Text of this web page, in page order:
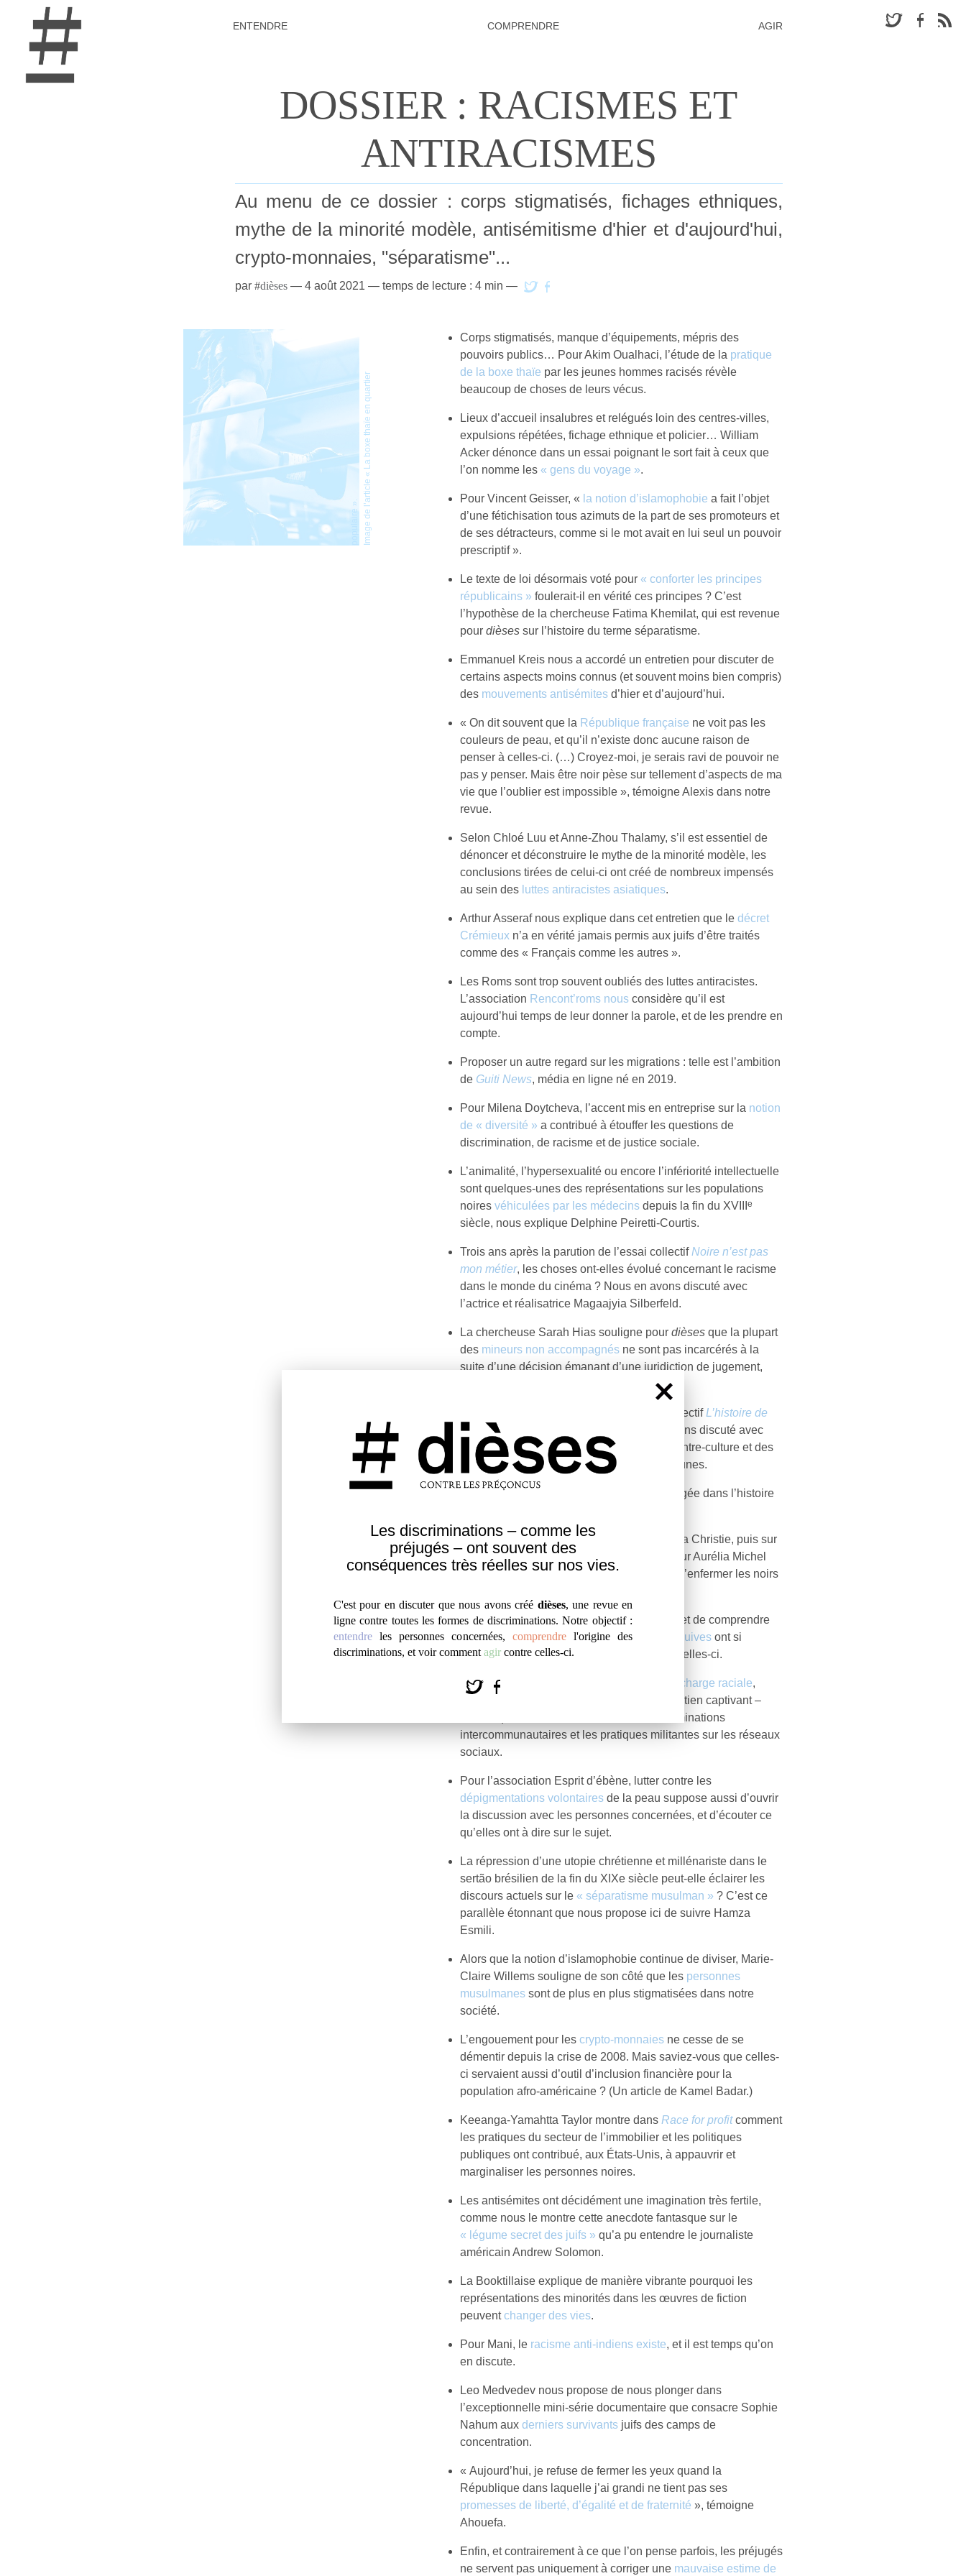
Les discriminations – comme les
préjugés – ont souvent des
conséquences très réelles sur nos vies.
C'est pour en discuter que nous avons créé dièses, une revue en
ligne contre toutes les formes de discriminations. Notre objectif :
entendre les personnes concernées, comprendrel'origine des
discriminations, et voir comment agir contre celles-ci.
ENTENDRE COMPRENDRE AGIR
DOSSIER : RACISMES ET
ANTIRACISMES
Au menu de ce dossier : corps stigmatisés, fichages ethniques,
mythe de la minorité modèle, antisémitisme d'hier et d'aujourd'hui,
crypto-monnaies, "séparatisme"...
par #dièses— 4 août 2021 — temps de lecture : 4 min —
I
m
a
g
e
d
e
l
’
ar
t
i
c
l
e
«
L
a
b
o
x
e
t
h
a
ï
e
e
n
q
u
a
r
t
i
e
r
p
o
p
u
l
a
i
r
e
»
.
Corps stigmatisés, manque d’équipements, mépris des
pouvoirs publics… Pour Akim Oualhaci, l’étude de la pratique
de la boxe thaïe par les jeunes hommes racisés révèle
beaucoup de choses de leurs vécus.
Lieux d’accueil insalubres et relégués loin des centres-villes,
expulsions répétées, fichage ethnique et policier… William
Acker dénonce dans un essai poignant le sort fait à ceux que
l’on nomme les « gens du voyage ».
Pour Vincent Geisser, « la notion d’islamophobie a fait l’objet
d’une fétichisation tous azimuts de la part de ses promoteurs et
de ses détracteurs, comme si le mot avait en lui seul un pouvoir
prescriptif ».
Le texte de loi désormais voté pour « conforter les principes
républicains » foulerait-il en vérité ces principes ? C’est
l’hypothèse de la chercheuse Fatima Khemilat, qui est revenue
pourdièses sur l’histoire du terme séparatisme.
Emmanuel Kreis nous a accordé un entretien pour discuter de
certains aspects moins connus (et souvent moins bien compris)
des mouvements antisémitesd’hier et d’aujourd’hui.
« On dit souvent que la République française ne voit pas les
couleurs de peau, et qu’il n’existe donc aucune raison de
penser à celles-ci. (…) Croyez-moi, je serais ravi de pouvoir ne
pas y penser. Mais être noir pèse sur tellement d’aspects de ma
vie que l’oublier est impossible », témoigne Alexis dans notre
revue.
Selon Chloé Luu et Anne-Zhou Thalamy, s’il est essentiel de
dénoncer et déconstruire le mythe de la minorité modèle, les
conclusions tirées de celui-ci ont créé de nombreux impensés
au sein des luttes antiracistes asiatiques.
Arthur Asseraf nous explique dans cet entretien que le décret
Crémieuxn’a en vérité jamais permis aux juifs d’être traités
comme des « Français comme les autres ».
Les Roms sont trop souvent oubliés des luttes antiracistes.
L’association Rencont’roms nousconsidère qu’il est
aujourd’hui temps de leur donner la parole, et de les prendre en
compte.
Proposer un autre regard sur les migrations : telle est l’ambition
de Guiti News, média en ligne né en 2019.
Pour Milena Doytcheva, l’accent mis en entreprise sur la notion
de « diversité » a contribué à étouffer les questions de
discrimination, de racisme et de justice sociale.
L’animalité, l’hypersexualité ou encore l’infériorité intellectuelle
sont quelques-unes des représentations sur les populations
noires véhiculées par les médecinsdepuis la fin du XVIII e
siècle, nous explique Delphine Peiretti-Courtis.
Trois ans après la parution de l’essai collectif Noire n’est pas
mon métier, les choses ont-elles évolué concernant le racisme
dans le monde du cinéma ? Nous en avons discuté avec
l’actrice et réalisatrice Magaajyia Silberfeld.
La chercheuse Sarah Hias souligne pour dièses que la plupart
des mineurs non accompagnésne sont pas incarcérés à la
suite d’une décision émanant d’une juridiction de jugement,
mais bien en l’attente d’une telle décision.
À l’occasion de la parution de l’ouvrage collectif L’histoire de
l’esclavage et de la traite négrière
, nous avons discuté avec
Marc Chebsun d’histoire, d’exclusion, de contre-culture et des
ateliers que son média organise pour les jeunes.
Le média
propose ici une plongée dans l’histoire
Les controverses sur le titre du livre d’Agatha Christie, puis sur
les propos de Nicolas Sarkozy, montrent pour Aurélia Michel
que le mot « nègre »est encore utilisé afin d’enfermer les noirs
Une étude menée par Nada Negraoui permet de comprendre
pourquoi lesstéréotypes sur les personnes juivesont si
souvent des conséquences violentes pour celles-ci.
Lou Eve, créatrice du compte Instagram La charge raciale,
nous explique ce concept au sein d’un entretien captivant –
dans lequel elle revient aussi sur les discriminations
intercommunautaires et les pratiques militantes sur les réseaux
sociaux.
Pour l’association Esprit d’ébène, lutter contre les
dépigmentations volontairesde la peau suppose aussi d’ouvrir
la discussion avec les personnes concernées, et d’écouter ce
qu’elles ont à dire sur le sujet.
La répression d’une utopie chrétienne et millénariste dans le
sertão brésilien de la fin du XIXe siècle peut-elle éclairer les
discours actuels sur le « séparatisme musulman » ? C’est ce
parallèle étonnant que nous propose ici de suivre Hamza
Esmili.
Alors que la notion d’islamophobie continue de diviser, Marie-
Claire Willems souligne de son côté que les personnes
musulmanessont de plus en plus stigmatisées dans notre
société.
L’engouement pour les crypto-monnaiesne cesse de se
démentir depuis la crise de 2008. Mais saviez-vous que celles-
ci servaient aussi d’outil d’inclusion financière pour la
population afro-américaine ? (Un article de Kamel Badar.)
Keeanga-Yamahtta Taylor montre dans Race for profitcomment
les pratiques du secteur de l’immobilier et les politiques
publiques ont contribué, aux États-Unis, à appauvrir et
marginaliser les personnes noires.
Les antisémites ont décidément une imagination très fertile,
comme nous le montre cette anecdote fantasque sur le
« légume secret des juifs » qu’a pu entendre le journaliste
américain Andrew Solomon.
La Booktillaise explique de manière vibrante pourquoi les
représentations des minorités dans les œuvres de fiction
peuventchanger des vies.
Pour Mani, le racisme anti-indiens existe, et il est temps qu’on
en discute.
Leo Medvedev nous propose de nous plonger dans
l’exceptionnelle mini-série documentaire que consacre Sophie
Nahum aux derniers survivantsjuifs des camps de
concentration.
« Aujourd’hui, je refuse de fermer les yeux quand la
République dans laquelle j’ai grandi ne tient pas ses
promesses de liberté, d’égalité et de fraternité », témoigne
Ahouefa.
Enfin, et contrairement à ce que l’on pense parfois, les préjugés
ne servent pas uniquement à corriger une mauvaise estime de